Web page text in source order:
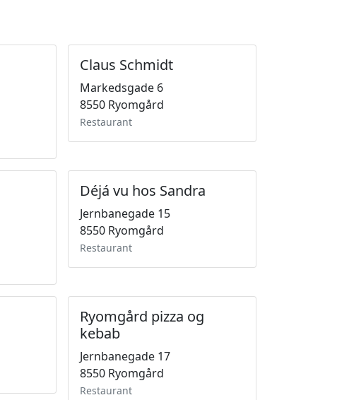
Claus Schmidt
Markedsgade 6
8550 Ryomgård
Restaurant
Déjá vu hos Sandra
Jernbanegade 15
8550 Ryomgård
Restaurant
Ryomgård pizza og
kebab
Jernbanegade 17
8550 Ryomgård
Restaurant